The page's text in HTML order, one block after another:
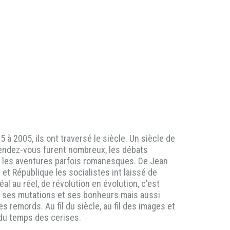
2005, ils ont traversé le siècle. Un siècle de
vous furent nombreux, les débats
aventures parfois romanesques. De Jean
République les socialistes int laissé de
au réel, de révolution en évolution, c'est
mutations et ses bonheurs mais aussi
remords. Au fil du siècle, au fil des images et
temps des cerises.